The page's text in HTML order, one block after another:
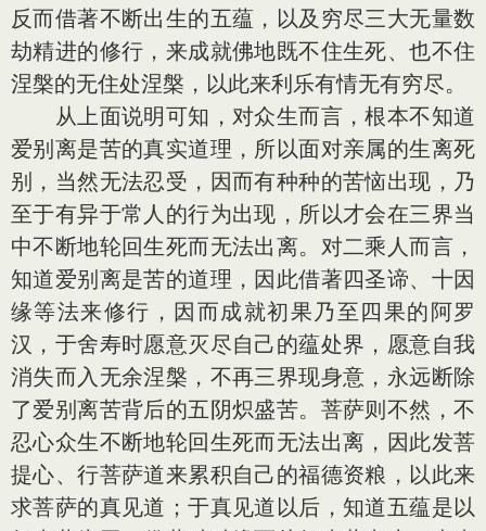
反而借著不断出生的五蕴，以及穷尽三大无量数
劫精进的修行，来成就佛地既不住生死、也不住
涅槃的无住处涅槃，以此来利乐有情无有穷尽。
从上面说明可知，对众生而言，根本不知道
爱别离是苦的真实道理，所以面对亲属的生离死
别，当然无法忍受，因而有种种的苦恼出现，乃
至于有异于常人的行为出现，所以才会在三界当
中不断地轮回生死而无法出离。对二乘人而言，
知道爱别离是苦的道理，因此借著四圣谛、十因
缘等法来修行，因而成就初果乃至四果的阿罗
汉，于舍寿时愿意灭尽自己的蕴处界，愿意自我
消失而入无余涅槃，不再三界现身意，永远断除
了爱别离苦背后的五阴炽盛苦。菩萨则不然，不
忍心众生不断地轮回生死而无法出离，因此发菩
提心、行菩萨道来累积自己的福德资粮，以此来
求菩萨的真见道；于真见道以后，知道五蕴是以